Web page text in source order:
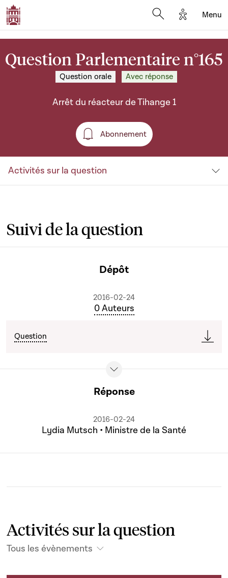
Options
Menu
Question Parlementaire n°165
Question orale Avec réponse
Arrêt du réacteur de Tihange 1
Abonnement
Abonnement
Activités sur la question
Suivi de la question
Dépôt
2016-02-24
0 Auteurs
Question
Réponse
2016-02-24
Lydia Mutsch • Ministre de la Santé
Activités sur la question
Tous les évènements